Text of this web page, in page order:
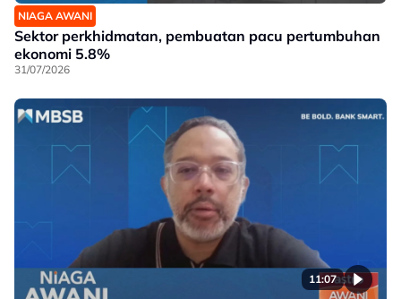
NIAGA AWANI
Sektor perkhidmatan, pembuatan pacu pertumbuhan
ekonomi 5.8%
31/07/2026
11:07